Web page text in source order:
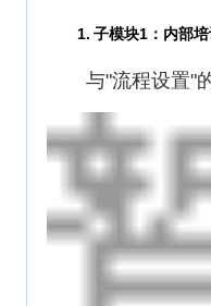
1. 子模块1：内部
与"流程设置"的